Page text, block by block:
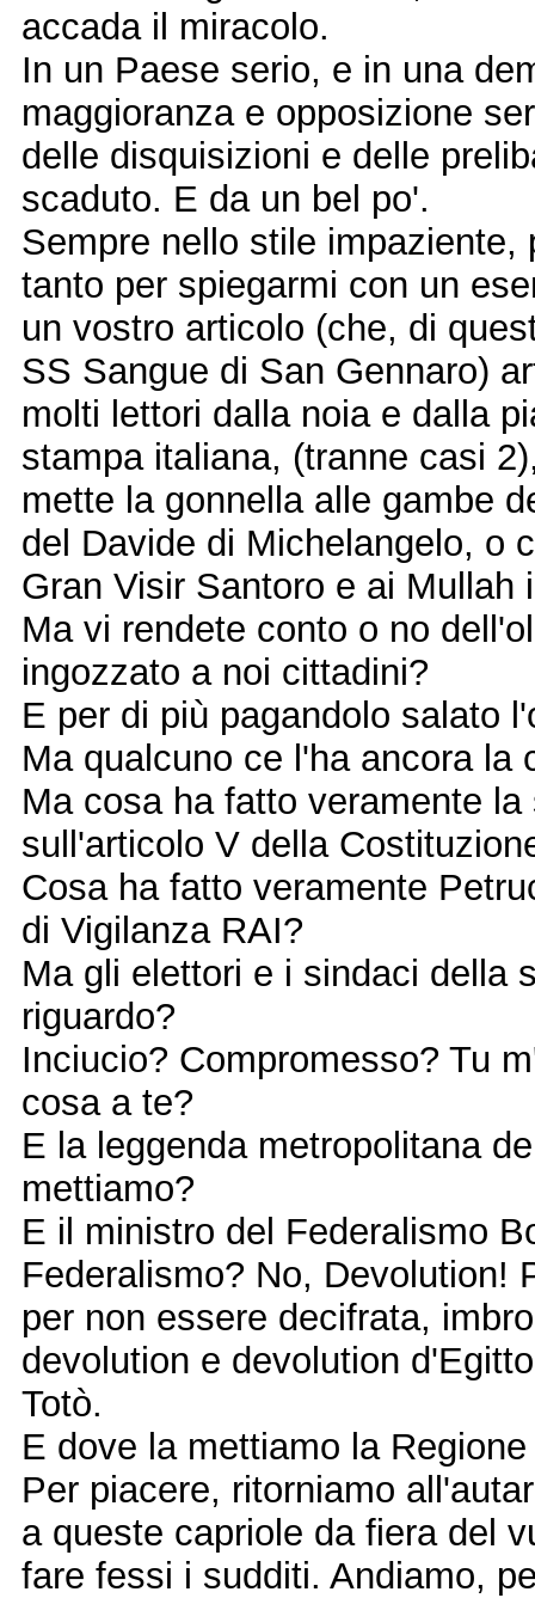
accada il miracolo.
In un Paese serio, e in una
maggioranza e opposizione
delle disquisizioni e delle
scaduto. E da un bel po'.
Sempre nello stile
tanto per spiegarmi con un
un vostro articolo (che, di
SS Sangue di San Gennaro)
molti lettori dalla noia e dalla
stampa italiana, (tranne casi
mette la gonnella alle gambe
del Davide di Michelangelo, o
Gran Visir Santoro e ai
Ma vi rendete conto o no
ingozzato a noi cittadini?
E per di più pagandolo salato
Ma qualcuno ce l'ha ancora la
Ma cosa ha fatto veramente
sull'articolo V della
Cosa ha fatto veramente
di Vigilanza RAI?
Ma gli elettori e i sindaci della
riguardo?
Inciucio? Compromesso? Tu
cosa a te?
E la leggenda metropolitana
mettiamo?
E il ministro del Federalismo
Federalismo? No, Devolution!
per non essere decifrata,
devolution e devolution
Totò.
E dove la mettiamo la
Per piacere, ritorniamo
a queste capriole da fiera del
fare fessi i sudditi. Andiamo,